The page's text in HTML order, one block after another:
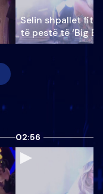
Selin shpallet
të pestë të ‘Big
02:56